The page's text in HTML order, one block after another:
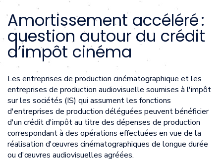
Amortissement accéléré :
question autour du crédit
d’impôt cinéma
Les entreprises de production cinématographique et les
entreprises de production audiovisuelle soumises à l'impôt
sur les sociétés (IS) qui assument les fonctions
d'entreprises de production déléguées peuvent bénéficier
d'un crédit d'impôt au titre des dépenses de production
correspondant à des opérations effectuées en vue de la
réalisation d'œuvres cinématographiques de longue durée
ou d'œuvres audiovisuelles agréées.